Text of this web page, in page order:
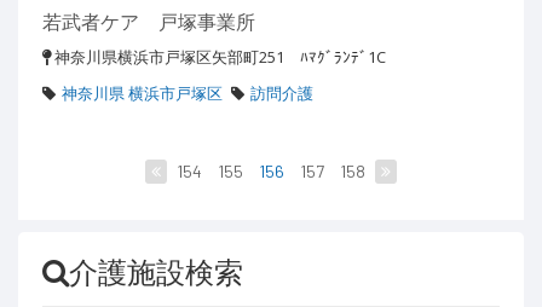
若武者ケア 戸塚事業所
神奈川県横浜市戸塚区矢部町251 ﾊﾏｸﾞﾗﾝﾃﾞ1C
神奈川県 横浜市戸塚区
訪問介護
154 155 156 157 158
介護施設検索